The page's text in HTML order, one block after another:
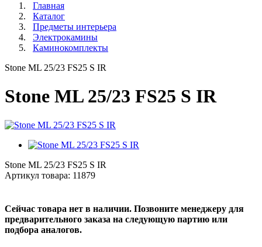
Главная
Каталог
Предметы интерьера
Электрокамины
Каминокомплекты
Stone ML 25/23 FS25 S IR
Stone ML 25/23 FS25 S IR
Stone ML 25/23 FS25 S IR
Артикул товара: 11879
Сейчас товара нет в наличии. Позвоните менеджеру для
предварительного заказа на следующую партию или
подбора аналогов.